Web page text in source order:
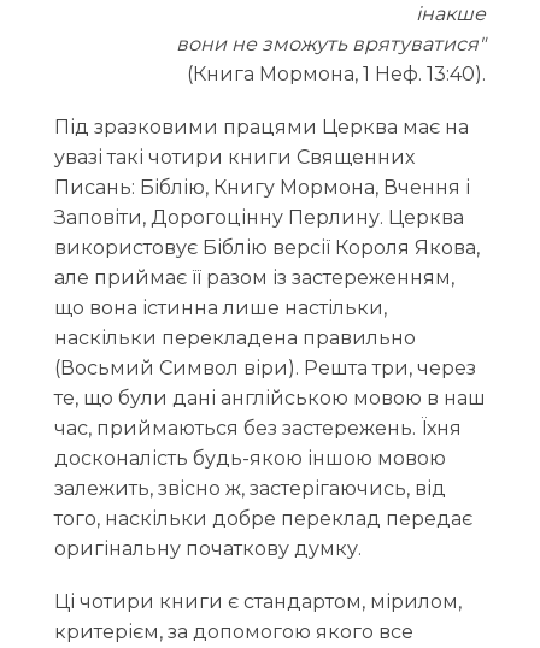
інакше
вони не зможуть врятуватися"
(Книга Мормона, 1 Неф. 13:40).
Під зразковими працями Церква має на
увазі такі чотири книги Священних
Писань: Біблію, Книгу Мормона, Вчення і
Заповіти, Дорогоцінну Перлину. Церква
використовує Біблію версії Короля Якова,
але приймає її разом із застереженням,
що вона істинна лише настільки,
наскільки перекладена правильно
(Восьмий Символ віри). Решта три, через
те, що були дані англійською мовою в наш
час, приймаються без застережень. Їхня
досконалість будь-якою іншою мовою
залежить, звісно ж, застерігаючись, від
того, наскільки добре переклад передає
оригінальну початкову думку.
Ці чотири книги є стандартом, мірилом,
критерієм, за допомогою якого все